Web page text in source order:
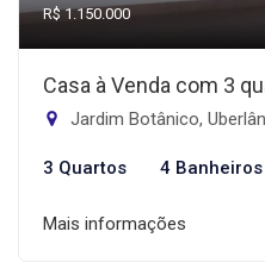
R$ 1.150.000
Casa à Venda com 3
Jardim Botânico,
3 Quartos 4 Banheiros
Mais informações